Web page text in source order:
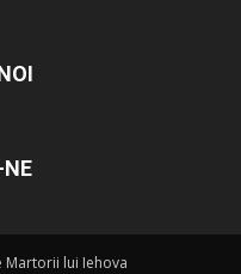
Martorii lui Iehova